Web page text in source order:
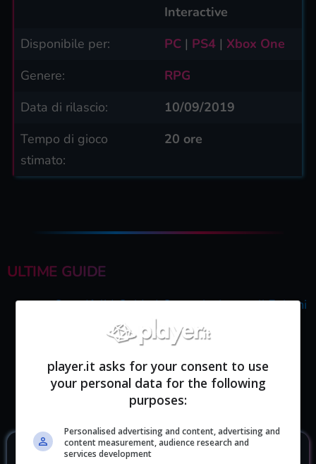
Interactive
Disponibile per:
PC| PS4| Xbox One
Genere:
RPG
Data di rilascio:
10/09/2019
Tempo di gioco
stimato:
20 ore
ULTIME GUIDE
Greedfall | Guida | Come risolvere gli Enigmi
delle quest
infiniti
DOVE ACQUISTARLO?
player.it asks for your consent to use
your personal data for the following
purposes:
Personalised advertising and content, advertising and
content measurement, audience research and
services development